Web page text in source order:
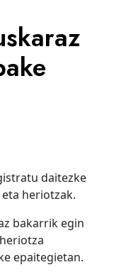
daitezke
heriotzak.
bakarrik egin
epaitegietan.